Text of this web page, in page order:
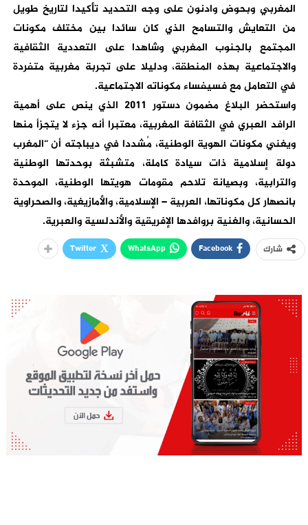
المغربي وبحوض وادنون على وجه التحديد تأكيدا لتاريخ طويل
من التعايش والتسامح الذي كان سائدا بين مختلف مكونات
المجتمع بالجنوب المغربي وشاهدا على التعددية الثقافية
والاجتماعية بهذه المنطقة، ودليلا على تجربة مغربية متفردة
في التعامل مع فسيفساء مكوناته الاجتماعية.
واستحضر البلاغ مضمون دستور 2011 الذي ينص على أهمية
الرافد العبري في الثقافة المغربية، معتبرا أنه جزء لا يتجزأ منها
ويغني مكونات الهوية الوطنية، مُشددا في ديباجته أن “المغرب
دولة إسلامية ذات سيادة كاملة، متشبثة بوحدتها الوطنية
والترابية، وبصيانة تلاحم مقومات هويتها الوطنية، الموحدة
بانصهار كل مكوناتها، العربية – الإسلامية، والأمازيغية، والصحراوية
الحسانية، والغنية بروافدها الإفريقية والأندلسية والعبرية.
شارك Facebook
WhatsApp
Twitter